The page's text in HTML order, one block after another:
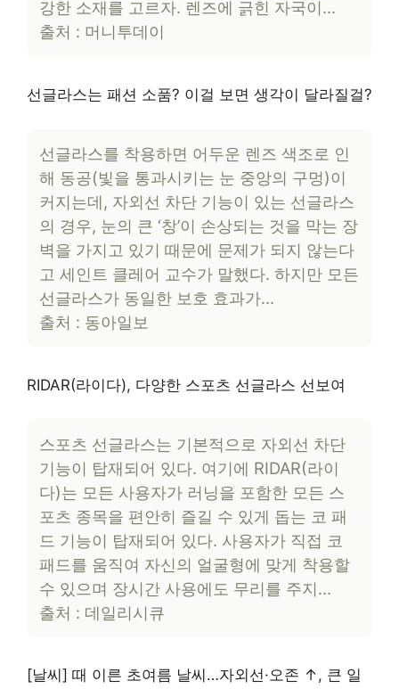
강한 소재를 고르자. 렌즈에 긁힌 자국이…
출처 : 머니투데이
선글라스는 패션 소품? 이걸 보면 생각이 달라질걸?
선글라스를 착용하면 어두운 렌즈 색조로 인
해 동공(빛을 통과시키는 눈 중앙의 구멍)이
커지는데, 자외선 차단 기능이 있는 선글라스
의 경우, 눈의 큰 ‘창’이 손상되는 것을 막는 장
벽을 가지고 있기 때문에 문제가 되지 않는다
고 세인트 클레어 교수가 말했다. 하지만 모든
선글라스가 동일한 보호 효과가…
출처 : 동아일보
RIDAR(라이다), 다양한 스포츠 선글라스 선보여
스포츠 선글라스는 기본적으로 자외선 차단
기능이 탑재되어 있다. 여기에 RIDAR(라이
다)는 모든 사용자가 러닝을 포함한 모든 스
포츠 종목을 편안히 즐길 수 있게 돕는 코 패
드 기능이 탑재되어 있다. 사용자가 직접 코
패드를 움직여 자신의 얼굴형에 맞게 착용할
수 있으며 장시간 사용에도 무리를 주지…
출처 : 데일리시큐
[날씨] 때 이른 초여름 날씨…자외선·오존 ↑, 큰 일